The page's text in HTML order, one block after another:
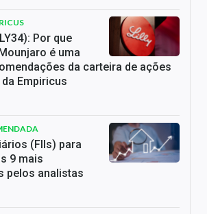
Por que
é uma
da carteira de ações
Empiricus
(FIIs) para
9 mais
pelos analistas